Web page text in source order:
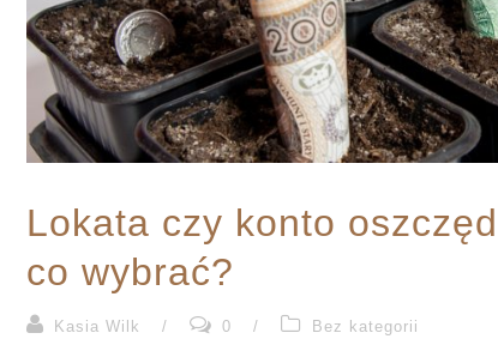
Lokata czy konto
co wybrać?
Kasia Wilk / 0 / Bez kategorii